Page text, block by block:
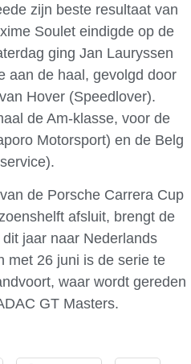
zijn beste resultaat van
Soulet eindigde op de
ging Jan Lauryssen
aan de haal, gevolgd door
Hover (Speedlover).
de Am-klasse, voor de
Motorsport) en de Belg
de Porsche Carrera Cup
afsluit, brengt de
jaar naar Nederlands
met 26 juni is de serie te
waar wordt gereden
GT Masters.